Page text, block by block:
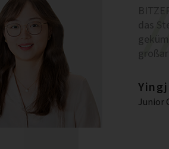
das
Junior